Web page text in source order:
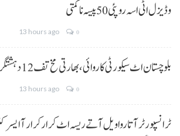
و ڈیزل اٹی اسہ روپئی 50 پیسہ نا کمتی
13 hours ago 0
بلوچستان اٹ سیکورٹی کاروائی، بھارتی مخ تف 12 دہشتگرد خلنگار،آئی ایس پی آر
13 hours ago 0
ٹرانسپورٹر آتا روا ویل آتے ریسہ اٹ کرار کرار آ ایسر